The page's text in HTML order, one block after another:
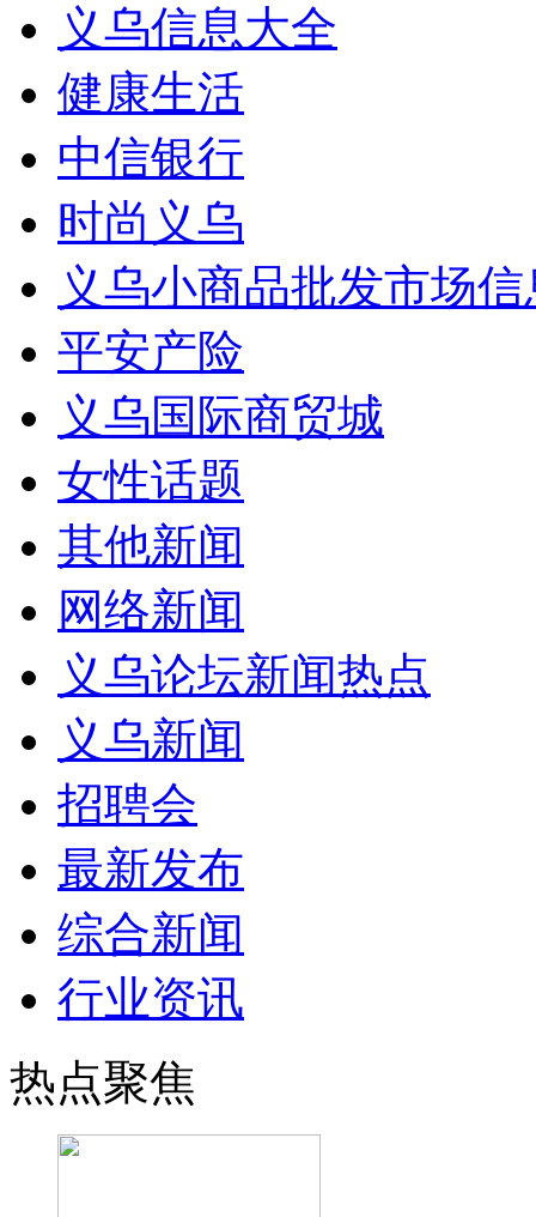
义乌信息大全
健康生活
中信银行
时尚义乌
义乌小商品批发市场
平安产险
义乌国际商贸城
女性话题
其他新闻
网络新闻
义乌论坛新闻热点
义乌新闻
招聘会
最新发布
综合新闻
行业资讯
热点聚焦